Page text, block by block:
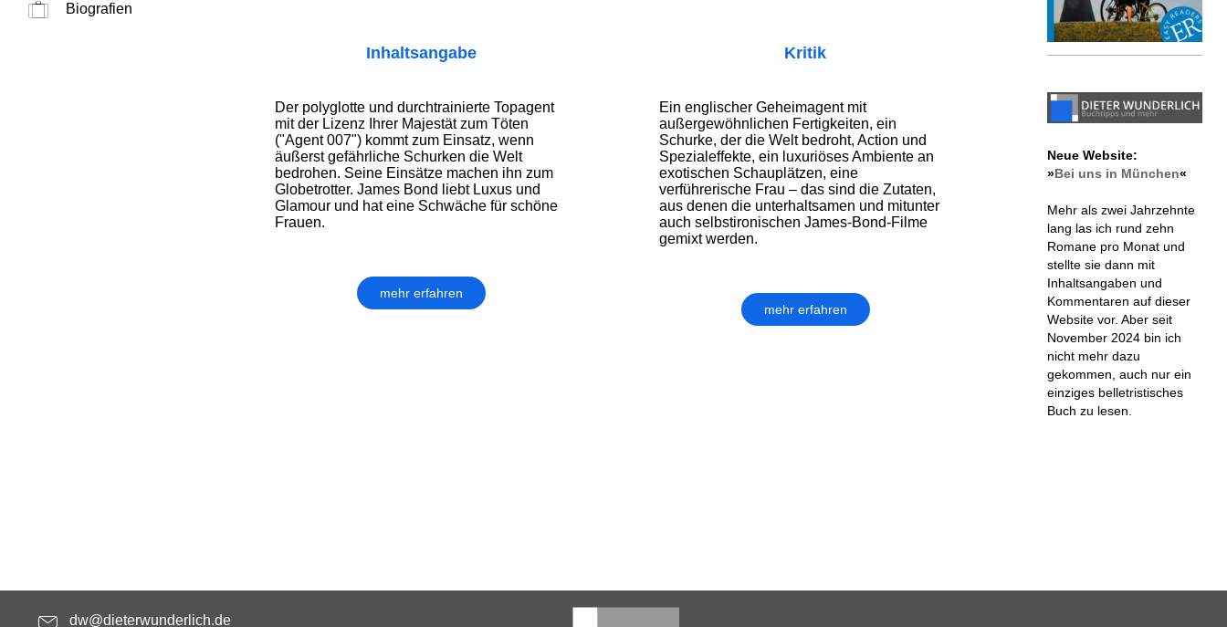
Biografien
Inhaltsangabe
Der polyglotte und durchtrainierte Topagent
mit der Lizenz Ihrer Majestät zum Töten
("Agent 007") kommt zum Einsatz, wenn
äußerst gefährliche Schurken die Welt
bedrohen. Seine Einsätze machen ihn zum
Globetrotter. James Bond liebt Luxus und
Glamour und hat eine Schwäche für schöne
Frauen.
mehr erfahren
Kritik
Ein englischer Geheimagent mit
außergewöhnlichen Fertigkeiten, ein
Schurke, der die Welt bedroht, Action und
Spezialeffekte, ein luxuriöses Ambiente an
exotischen Schauplätzen, eine
verführerische Frau – das sind die Zutaten,
aus denen die unterhaltsamen und mitunter
auch selbstironischen James-Bond-Filme
gemixt werden.
mehr erfahren
Neue Website:
»Bei uns in München«
Mehr als zwei Jahrzehnte
lang las ich rund zehn
Romane pro Monat und
stellte sie dann mit
Inhaltsangaben und
Kommentaren auf dieser
Website vor. Aber seit
November 2024 bin ich
nicht mehr dazu
gekommen, auch nur ein
einziges belletristisches
Buch zu lesen.
dw@dieterwunderlich.de